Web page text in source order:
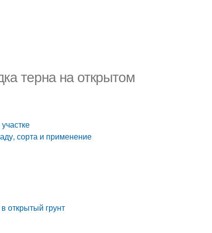
терна на открытом
сорта и применение
открытый грунт